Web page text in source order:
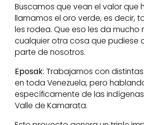
Buscamos que vean el valor que
llamamos el oro verde, es decir,
les rodea. Que eso les da mucho
cualquier otra cosa que pudiese
parte de nosotros.
Eposak: Trabajamos con
en toda Venezuela, pero
específicamente de las
Valle de Kamarata.